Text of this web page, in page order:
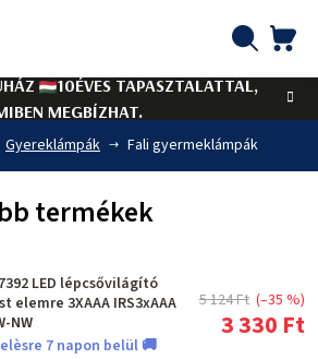
10ÉVES TAPASZTALATTAL,
MEGBÍZHAT.
Gyereklámpák Fali gyermeklámpák
termékek
LED lépcsővilágító
elemre 3XAAA IRS3xAAA
NW
7 napon belül 🚚
5 124 Ft (–35 %)
3 330 Ft